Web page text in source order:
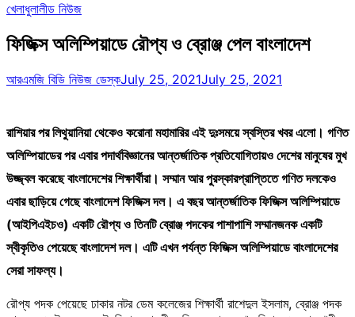
খেলাধুলালীড নিউজ
ফিজিক্স অলিম্পিয়াডে রৌপ্য ও ব্রোঞ্জ পেল বাংলাদেশ
আরএমজি বিডি নিউজ ডেস্কJuly 25, 2021July 25, 2021
রাশিয়ার পর লিথুয়ানিয়া থেকেও করোনা মহামারির এই দুঃসময়ে স্বস্তির খবর এলো। গণিত
অলিম্পিয়াডের পর এবার পদার্থবিজ্ঞানের আন্তর্জাতিক প্রতিযোগিতায়ও দেশের মানুষের মুখ
উজ্জ্বল করেছে বাংলাদেশের শিক্ষার্থীরা। সম্মান আর পুরস্কারপ্রাপ্তিতে গণিত দলকেও
এবার ছাড়িয়ে গেছে বাংলাদেশ ফিজিক্স দল। এ বছর আন্তর্জাতিক ফিজিক্স অলিম্পিয়াডে
(আইপিএইচও) একটি রৌপ্য ও তিনটি ব্রোঞ্জ পদকের পাশাপাশি সম্মানজনক একটি
স্বীকৃতিও পেয়েছে বাংলাদেশ দল। এটি এখন পর্যন্ত ফিজিক্স অলিম্পিয়াডে বাংলাদেশের
সেরা সাফল্য।
রৌপ্য পদক পেয়েছে ঢাকার নটর ডেম কলেজের শিক্ষার্থী রাশেদুল ইসলাম, ব্রোঞ্জ পদক